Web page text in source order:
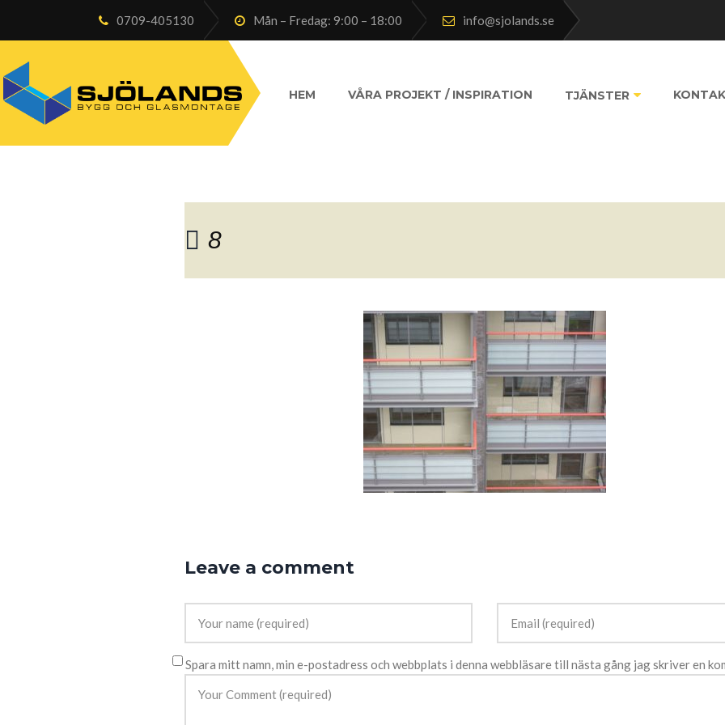
0709-405130 Mån – Fredag: 9:00 – 18:00 info@sjolands.se
HEM VÅRA PROJEKT / INSPIRATION TJÄNSTER
8
Leave a comment
Spara mitt namn, min e-postadress och webbplats i denna webbläsare till nästa gång jag skriver en